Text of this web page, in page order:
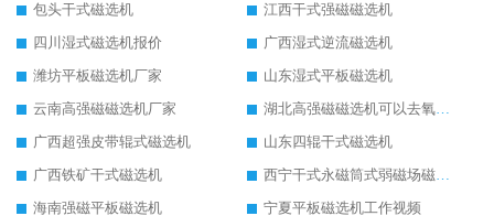
包头干式磁选机
江西干式强磁磁选机
四川湿式磁选机报价
广西湿式逆流磁选机
潍坊平板磁选机厂家
山东湿式平板磁选机
云南高强磁磁选机厂家
湖北高强磁磁选机可以去氧化铝
广西超强皮带辊式磁选机
山东四辊干式磁选机
广西铁矿干式磁选机
西宁干式永磁筒式弱磁场磁选机结构图
海南强磁平板磁选机
宁夏平板磁选机工作视频